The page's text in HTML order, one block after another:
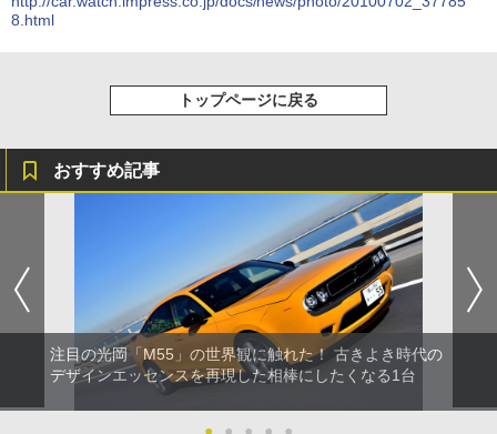
8.html
トップページに戻る
おすすめ記事
注目の光岡「M55」の世界観に触れた！ 古きよき時代の
デザインエッセンスを再現した相棒にしたくなる1台